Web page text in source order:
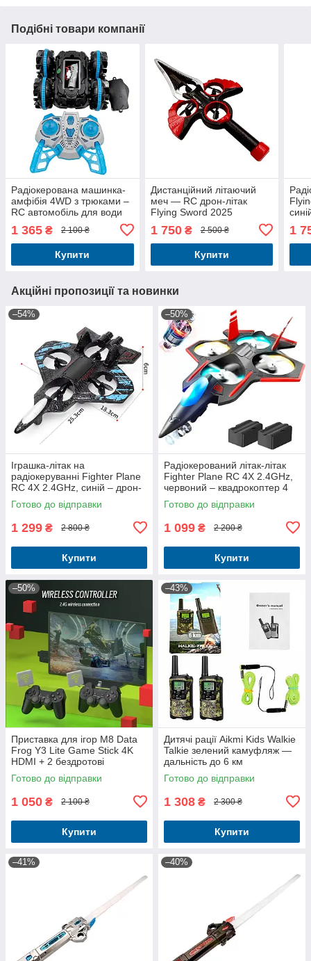
Подібні товари компанії
Радіокерована машинка-
амфібія 4WD з трюками –
RC автомобіль для води
1 365 ₴ 2 100 ₴
Купити
Дистанційний літаючий
меч — RC дрон-літак
Flying Sword 2025
трюки 360°
1 750₴ 2 500 ₴
Купити
1
Акційні пропозиції та новинки
–54%
Іграшка-літак на
радіокеруванні Fighter Plane
RC 4X 2.4GHz, синій – дрон-
винищувач, легкий у
керуванні
Готово до відправки
1 299 ₴ 2 800 ₴
Купити
–50%
Радіокерований літак-літак
Fighter Plane RC 4X 2.4GHz,
червоний – квадрокоптер 4
канали
Готово до відправки
1 099 ₴ 2 200 ₴
Купити
–50%
Приставка для ігор M8 Data
Frog Y3 Lite Game Stick 4K
HDMI + 2 бездротові
геймпада (64 ГБ)
Готово до відправки
1 050 ₴ 2 100 ₴
Купити
–43%
Дитячі рації Aikmi Kids Walkie
Talkie зелений камуфляж —
дальність до 6 км
Готово до відправки
1 308 ₴ 2 300 ₴
Купити
–41% –40%